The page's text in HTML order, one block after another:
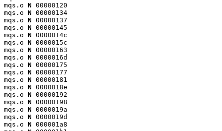
mqs.o N 00000120
mqs.o N 00000134
mqs.o N 00000137
mqs.o N 00000145
mqs.o N 0000014c
mqs.o N 0000015c
mqs.o N 00000163
mqs.o N 0000016d
mqs.o N 00000175
mqs.o N 00000177
mqs.o N 00000181
mqs.o N 0000018e
mqs.o N 00000192
mqs.o N 00000198
mqs.o N 0000019a
mqs.o N 0000019d
mqs.o N 000001a8